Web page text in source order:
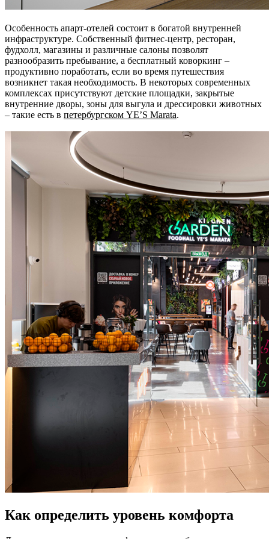
Особенность апарт-отелей состоит в богатой внутренней
инфраструктуре. Собственный фитнес-центр, ресторан,
фудхолл, магазины и различные салоны позволят
разнообразить пребывание, а бесплатный коворкинг –
продуктивно поработать, если во время путешествия
возникнет такая необходимость. В некоторых современных
комплексах присутствуют детские площадки, закрытые
внутренние дворы, зоны для выгула и дрессировки животных
– такие есть в петербургском YE’S Marata.
Как определить уровень комфорта